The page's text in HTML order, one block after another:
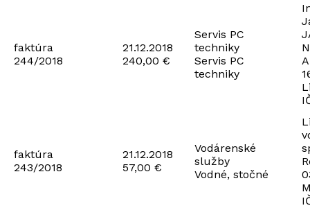
faktúra
244/2018
21.12.2018
240,00 €
Servis PC
techniky
Servis PC
techniky
faktúra
243/2018
21.12.2018
57,00 €
Vodárenské
služby
Vodné, stočné